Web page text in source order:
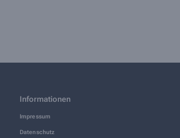
Informationen
Impressum
Datenschutz